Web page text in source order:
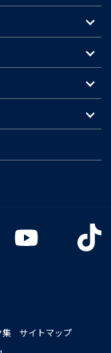
集
サイトマップ